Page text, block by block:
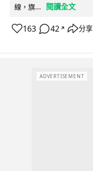
線，旗...
閱讀全文
163 42 ↗ 分享
ADVERTISEMENT